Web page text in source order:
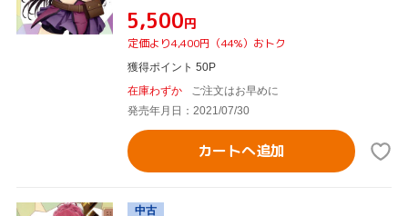
¥5,500円
定価より4,400円（44%）おトク
獲得ポイント 50P
在庫わずか
ご注文はお早めに
発売年月日：2021/07/30
カートへ追加
中古